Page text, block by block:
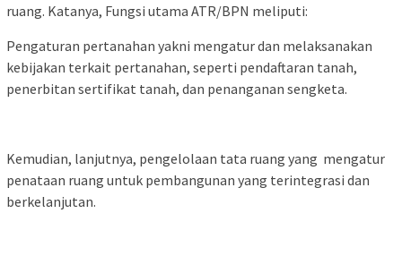
ruang. Katanya, Fungsi utama ATR/BPN meliputi:
Pengaturan pertanahan yakni mengatur dan melaksanakan
kebijakan terkait pertanahan, seperti pendaftaran tanah,
penerbitan sertifikat tanah, dan penanganan sengketa.
Kemudian, lanjutnya, pengelolaan tata ruang yang mengatur
penataan ruang untuk pembangunan yang terintegrasi dan
berkelanjutan.